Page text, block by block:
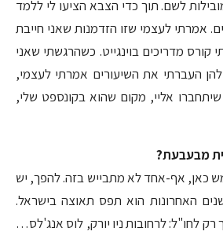
לשם. תוך כדי הצבא הציעו לי ללמד
אמרתי לעצמי שזו הזדמנות שאני חייבת
מדריכים בוינגייט. כשהרגשתי שאני
להן העברתי את השיעורים אמרתי לעצמי,
אליי, מקום שהוא בקונספט שלי,
מבעבעת?
כאן, אף-אחד לא מתבייש בזה. להפך, יש
האחרונות הוא תפס תאוצה בישראל.
לחו"ל: לרחובות ניו יורק, לוס אנג'לס…